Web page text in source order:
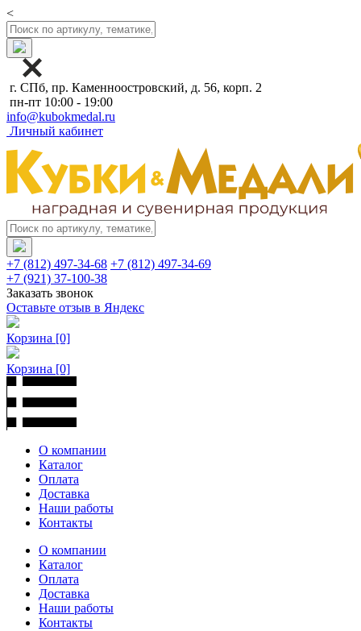
<
г. СПб, пр. Каменноостровский, д. 56, корп. 2
пн-пт 10:00 - 19:00
info@kubokmedal.ru
Личный кабинет
+7 (812) 497-34-68 +7 (812) 497-34-69
+7 (921) 37-100-38
Заказать звонок
Оставьте отзыв в Яндекс
Корзина [0]
Корзина [0]
О компании
Каталог
Оплата
Доставка
Наши работы
Контакты
О компании
Каталог
Оплата
Доставка
Наши работы
Контакты